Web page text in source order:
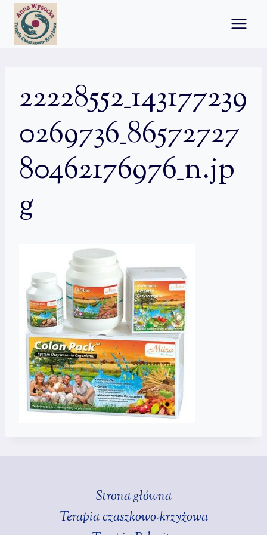
Przejdź
treści
22228552_143177239
0269736_86572727
80462176976_n.jp
g
Strona główna
Terapia czaszkowo-krzyżowa